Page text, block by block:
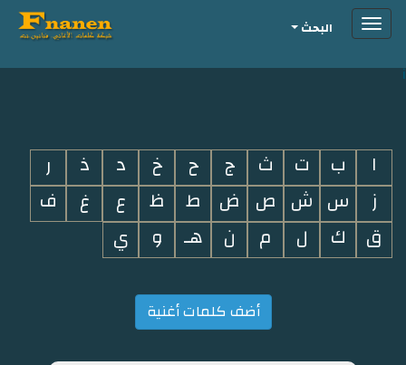
i
Toggleالبحث
ا ب ت ث ج ح خ د ذ
ر
ز
س ش ص ض ط ظ ع غ
ف
ق
ك ل م ن هـ و ي
أضف كلمات أغنية